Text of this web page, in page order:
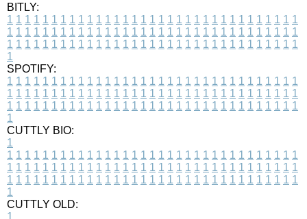
BITLY:
1 1 1 1 1 1 1 1 1 1 1 1 1 1 1 1 1 1 1 1 1 1 1 1 1 1 1 1 1 1 1 1 1
1 1 1 1 1 1 1 1 1 1 1 1 1 1 1 1 1 1 1 1 1 1 1 1 1 1 1 1 1 1 1 1 1
1 1 1 1 1 1 1 1 1 1 1 1 1 1 1 1 1 1 1 1 1 1 1 1 1 1 1 1 1 1 1 1 1
1
SPOTIFY:
1 1 1 1 1 1 1 1 1 1 1 1 1 1 1 1 1 1 1 1 1 1 1 1 1 1 1 1 1 1 1 1 1
1 1 1 1 1 1 1 1 1 1 1 1 1 1 1 1 1 1 1 1 1 1 1 1 1 1 1 1 1 1 1 1 1
1 1 1 1 1 1 1 1 1 1 1 1 1 1 1 1 1 1 1 1 1 1 1 1 1 1 1 1 1 1 1 1 1
1
CUTTLY BIO:
1
1 1 1 1 1 1 1 1 1 1 1 1 1 1 1 1 1 1 1 1 1 1 1 1 1 1 1 1 1 1 1 1 1
1 1 1 1 1 1 1 1 1 1 1 1 1 1 1 1 1 1 1 1 1 1 1 1 1 1 1 1 1 1 1 1 1
1 1 1 1 1 1 1 1 1 1 1 1 1 1 1 1 1 1 1 1 1 1 1 1 1 1 1 1 1 1 1 1 1
1
CUTTLY OLD:
1